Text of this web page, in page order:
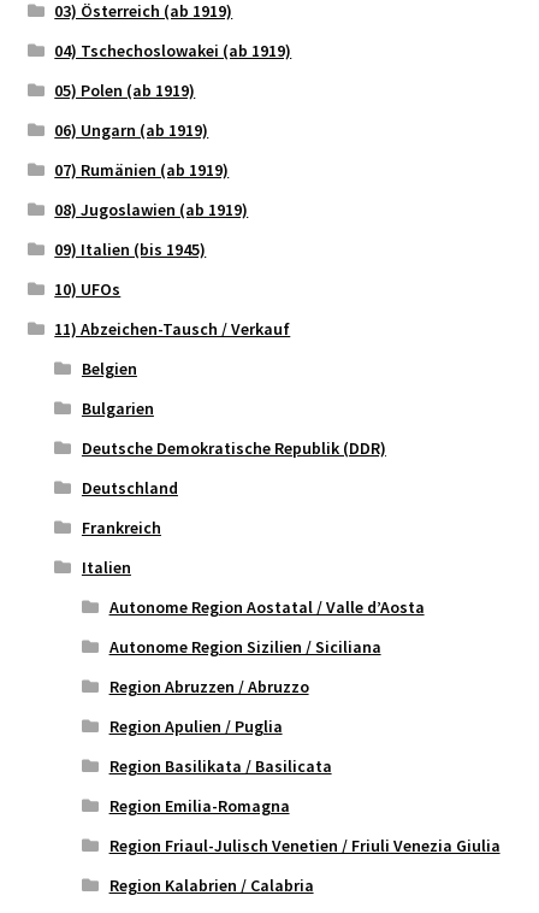
03) Österreich (ab 1919)
04) Tschechoslowakei (ab 1919)
05) Polen (ab 1919)
06) Ungarn (ab 1919)
07) Rumänien (ab 1919)
08) Jugoslawien (ab 1919)
09) Italien (bis 1945)
10) UFOs
11) Abzeichen-Tausch / Verkauf
Belgien
Bulgarien
Deutsche Demokratische Republik (DDR)
Deutschland
Frankreich
Italien
Autonome Region Aostatal / Valle d’Aosta
Autonome Region Sizilien / Siciliana
Region Abruzzen / Abruzzo
Region Apulien / Puglia
Region Basilikata / Basilicata
Region Emilia-Romagna
Region Friaul-Julisch Venetien / Friuli Venezia Giulia
Region Kalabrien / Calabria